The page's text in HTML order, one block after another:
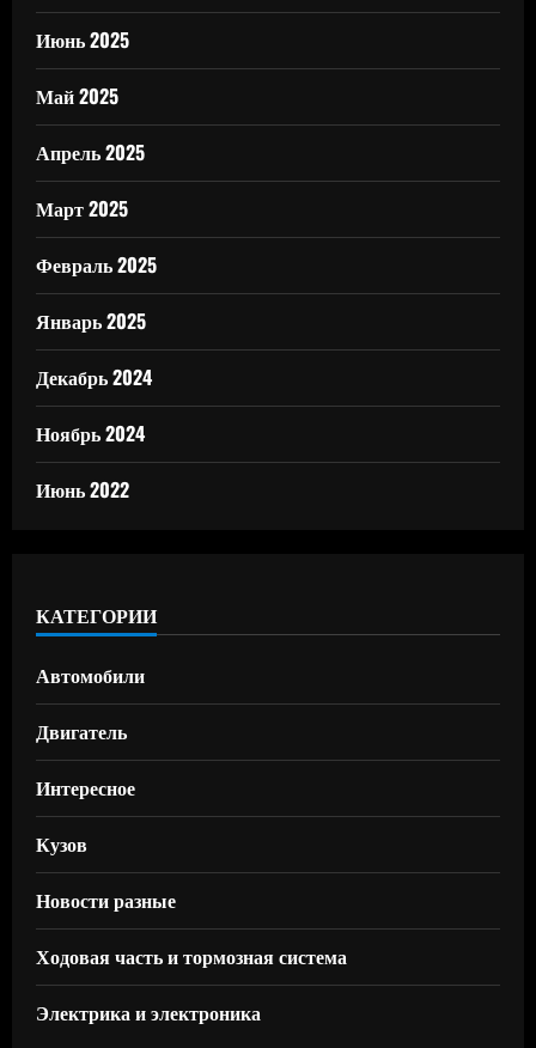
Июнь 2025
Май 2025
Апрель 2025
Март 2025
Февраль 2025
Январь 2025
Декабрь 2024
Ноябрь 2024
Июнь 2022
КАТЕГОРИИ
Автомобили
Двигатель
Интересное
Кузов
Новости разные
Ходовая часть и тормозная система
Электрика и электроника